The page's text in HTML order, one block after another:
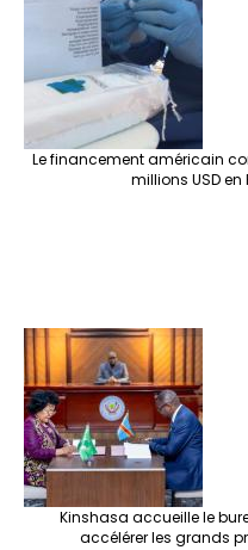
Le financement américain
millions USD
Kinshasa accueille le
accélérer les grands